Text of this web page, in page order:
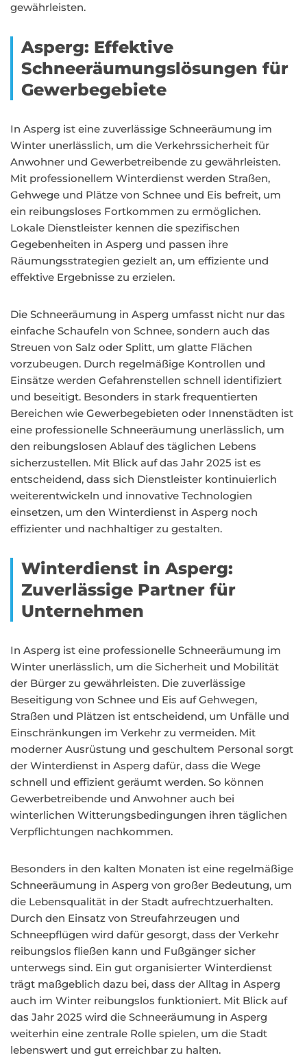
gewährleisten.
Asperg: Effektive
Schneeräumungslösungen für
Gewerbegebiete
In Asperg ist eine zuverlässige Schneeräumung im
Winter unerlässlich, um die Verkehrssicherheit für
Anwohner und Gewerbetreibende zu gewährleisten.
Mit professionellem Winterdienst werden Straßen,
Gehwege und Plätze von Schnee und Eis befreit, um
ein reibungsloses Fortkommen zu ermöglichen.
Lokale Dienstleister kennen die spezifischen
Gegebenheiten in Asperg und passen ihre
Räumungsstrategien gezielt an, um effiziente und
effektive Ergebnisse zu erzielen.
Die Schneeräumung in Asperg umfasst nicht nur das
einfache Schaufeln von Schnee, sondern auch das
Streuen von Salz oder Splitt, um glatte Flächen
vorzubeugen. Durch regelmäßige Kontrollen und
Einsätze werden Gefahrenstellen schnell identifiziert
und beseitigt. Besonders in stark frequentierten
Bereichen wie Gewerbegebieten oder Innenstädten ist
eine professionelle Schneeräumung unerlässlich, um
den reibungslosen Ablauf des täglichen Lebens
sicherzustellen. Mit Blick auf das Jahr 2025 ist es
entscheidend, dass sich Dienstleister kontinuierlich
weiterentwickeln und innovative Technologien
einsetzen, um den Winterdienst in Asperg noch
effizienter und nachhaltiger zu gestalten.
Winterdienst in Asperg:
Zuverlässige Partner für
Unternehmen
In Asperg ist eine professionelle Schneeräumung im
Winter unerlässlich, um die Sicherheit und Mobilität
der Bürger zu gewährleisten. Die zuverlässige
Beseitigung von Schnee und Eis auf Gehwegen,
Straßen und Plätzen ist entscheidend, um Unfälle und
Einschränkungen im Verkehr zu vermeiden. Mit
moderner Ausrüstung und geschultem Personal sorgt
der Winterdienst in Asperg dafür, dass die Wege
schnell und effizient geräumt werden. So können
Gewerbetreibende und Anwohner auch bei
winterlichen Witterungsbedingungen ihren täglichen
Verpflichtungen nachkommen.
Besonders in den kalten Monaten ist eine regelmäßige
Schneeräumung in Asperg von großer Bedeutung, um
die Lebensqualität in der Stadt aufrechtzuerhalten.
Durch den Einsatz von Streufahrzeugen und
Schneepflügen wird dafür gesorgt, dass der Verkehr
reibungslos fließen kann und Fußgänger sicher
unterwegs sind. Ein gut organisierter Winterdienst
trägt maßgeblich dazu bei, dass der Alltag in Asperg
auch im Winter reibungslos funktioniert. Mit Blick auf
das Jahr 2025 wird die Schneeräumung in Asperg
weiterhin eine zentrale Rolle spielen, um die Stadt
lebenswert und gut erreichbar zu halten.